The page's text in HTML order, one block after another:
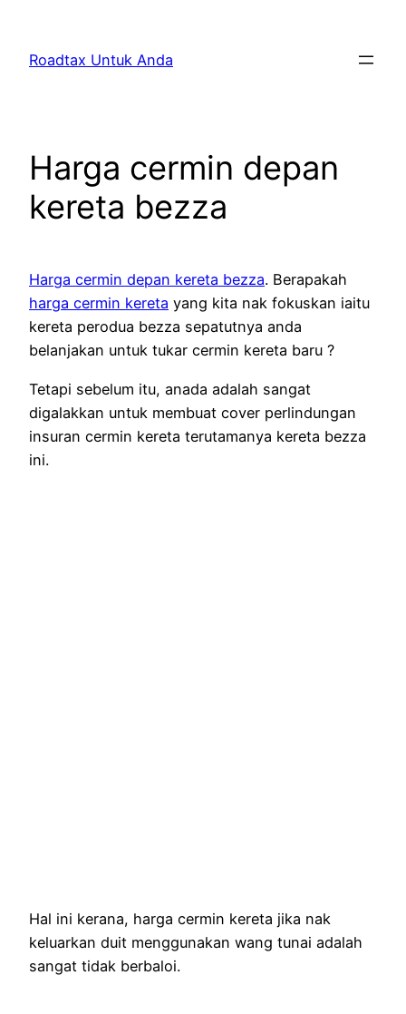
content
Roadtax Untuk Anda
Harga cermin depan
kereta bezza
Harga cermin depan kereta bezza. Berapakah
harga cermin kereta yang kita nak fokuskan iaitu
kereta perodua bezza sepatutnya anda
belanjakan untuk tukar cermin kereta baru ?
Tetapi sebelum itu, anada adalah sangat
digalakkan untuk membuat cover perlindungan
insuran cermin kereta terutamanya kereta bezza
ini.
Hal ini kerana, harga cermin kereta jika nak
keluarkan duit menggunakan wang tunai adalah
sangat tidak berbaloi.